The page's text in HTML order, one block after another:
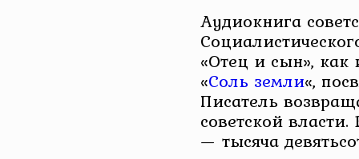
Аудиокнига
«Отец и сын»,
«Соль земли«,
Писатель
советской
— тысяча